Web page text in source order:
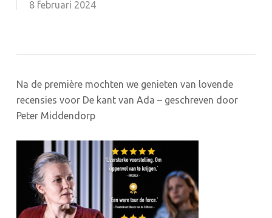
8 februari 2024
Na de première mochten we genieten van lovende
recensies voor De kant van Ada – geschreven door
Peter Middendorp